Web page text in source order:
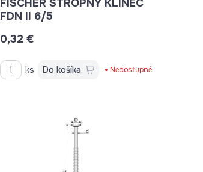
FISCHER STROPNÝ KLINEC
FDN II 6/5
0,32 €
ks Do košíka Nedostupné